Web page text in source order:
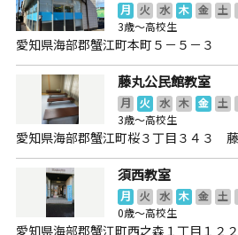
月 火 水 木 金 土
3歳～高校生
愛知県海部郡蟹江町本町５－５－３
藤丸公民館教室
月 火 水 木 金 土
3歳～高校生
愛知県海部郡蟹江町桜３丁目３４３
須西教室
月 火 水 木 金 土
0歳～高校生
愛知県海部郡蟹江町西之森１丁目１２